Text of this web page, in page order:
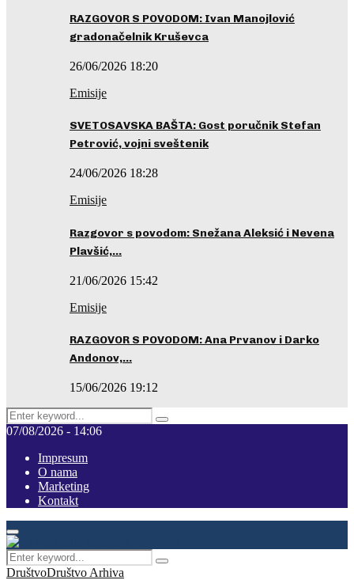
RAZGOVOR S POVODOM: Ivan Manojlović
gradonačelnik Kruševca
26/06/2026 18:20
Emisije
SVETOSAVSKA BAŠTA: Gost poručnik Stefan
Petrović, vojni sveštenik
24/06/2026 18:28
Emisije
Razgovor s povodom: Snežana Aleksić i Nevena
Plavšić,…
21/06/2026 15:42
Emisije
RAZGOVOR S POVODOM: Ana Prvanov i Darko
Andonov,…
15/06/2026 19:12
Search
for:
Pretraga
07/08/2026 - 14:06
Impresum
O nama
Marketing
Kontakt
Facebook
Instagram
Youtube
Primary
Menu
Search
for:
Pretraga
DruštvoDruštvo Arhiva